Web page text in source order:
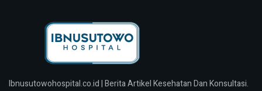
Ibnusutowohospital.co.id | Berita Artikel Kesehatan Dan Konsultasi.